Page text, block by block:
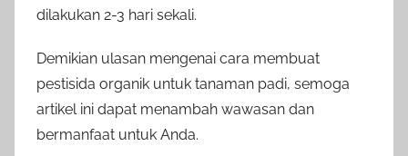
dilakukan 2-3 hari sekali.
Demikian ulasan mengenai cara membuat
pestisida organik untuk tanaman padi, semoga
artikel ini dapat menambah wawasan dan
bermanfaat untuk Anda.